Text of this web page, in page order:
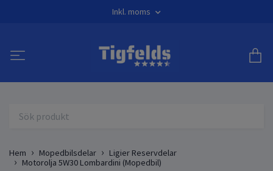
Inkl. moms
Hem Mopedbilsdelar
Ligier Reservdelar
Motorolja 5W30 Lombardini (Mopedbil)